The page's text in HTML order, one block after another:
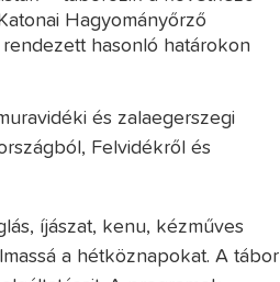
Hagyományőrző
hasonló határokon
és zalaegerszegi
Felvidékről és
íjászat, kenu, kézműves
a hétköznapokat. A tábor